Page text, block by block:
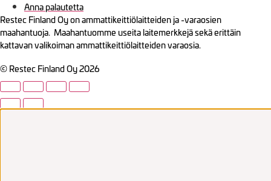
Anna palautetta
Restec Finland Oy on ammattikeittiölaitteiden ja -varaosien
maahantuoja. Maahantuomme useita laitemerkkejä sekä erittäin
kattavan valikoiman ammattikeittiölaitteiden varaosia.
© Restec Finland Oy 2026